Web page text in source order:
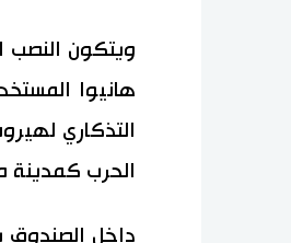
ويتكون
هانيوا
التذكاري
الحرب كمدينة
داخل الصندوق